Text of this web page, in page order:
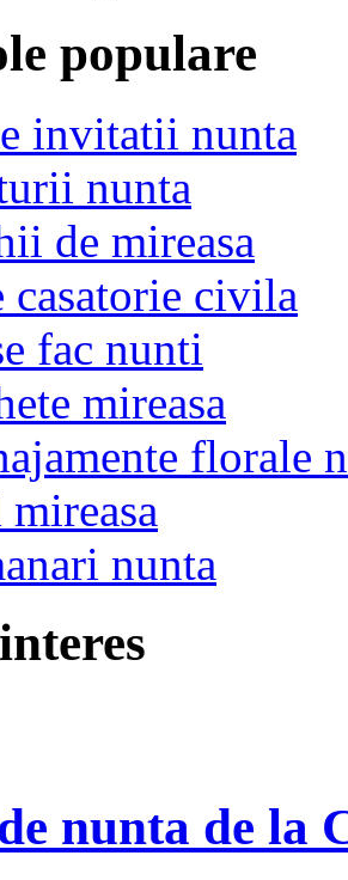
populare
invitatii nunta
nunta
de mireasa
casatorie civila
fac nunti
mireasa
florale
nunta
nunta de la